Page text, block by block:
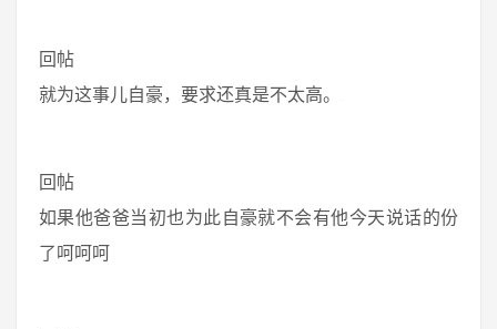
回帖
就为这事儿自豪，要求还真是不太高。
回帖
如果他爸爸当初也为此自豪就不会有他今天说话的份
了呵呵呵